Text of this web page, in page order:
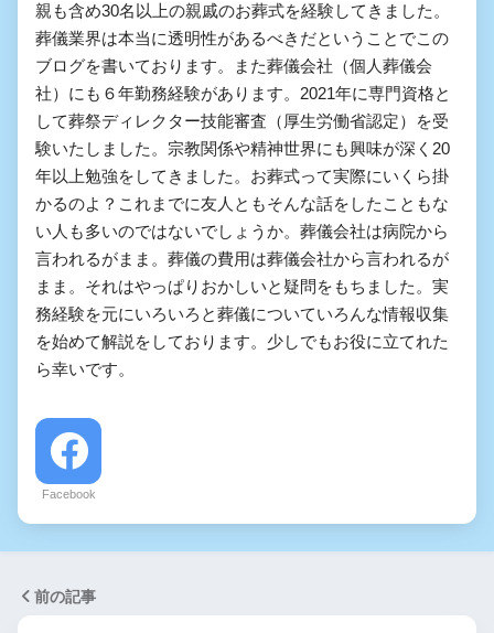
親も含め30名以上の親戚のお葬式を経験してきました。
葬儀業界は本当に透明性があるべきだということでこの
ブログを書いております。また葬儀会社（個人葬儀会
社）にも６年勤務経験があります。2021年に専門資格と
して葬祭ディレクター技能審査（厚生労働省認定）を受
験いたしました。宗教関係や精神世界にも興味が深く20
年以上勉強をしてきました。お葬式って実際にいくら掛
かるのよ？これまでに友人ともそんな話をしたこともな
い人も多いのではないでしょうか。葬儀会社は病院から
言われるがまま。葬儀の費用は葬儀会社から言われるが
まま。それはやっぱりおかしいと疑問をもちました。実
務経験を元にいろいろと葬儀についていろんな情報収集
を始めて解説をしております。少しでもお役に立てれた
ら幸いです。
Facebook
前の記事